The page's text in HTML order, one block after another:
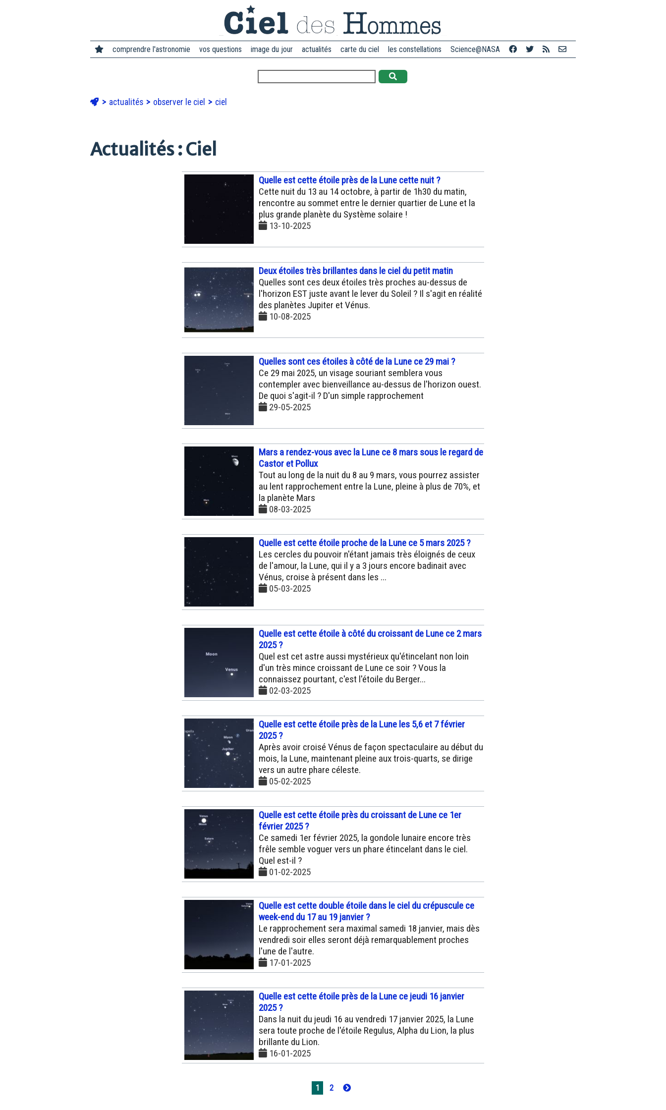
comprendre l'astronomie vos questions image du jour actualités carte du ciel les constellations Science@NASA
actualités observer le ciel ciel
Actualités : Ciel
Quelle est cette étoile près de la Lune cette nuit ?
Cette nuit du 13 au 14 octobre, à partir de 1h30 du matin,
rencontre au sommet entre le dernier quartier de Lune et la
plus grande planète du Système solaire !
13-10-2025
Deux étoiles très brillantes dans le ciel du petit matin
Quelles sont ces deux étoiles très proches au-dessus de
l'horizon EST juste avant le lever du Soleil ? Il s'agit en réalité
des planètes Jupiter et Vénus.
10-08-2025
Quelles sont ces étoiles à côté de la Lune ce 29 mai ?
Ce 29 mai 2025, un visage souriant semblera vous
contempler avec bienveillance au-dessus de l'horizon ouest.
De quoi s'agit-il ? D'un simple rapprochement
29-05-2025
Mars a rendez-vous avec la Lune ce 8 mars sous le regard de
Castor et Pollux
Tout au long de la nuit du 8 au 9 mars, vous pourrez assister
au lent rapprochement entre la Lune, pleine à plus de 70%, et
la planète Mars
08-03-2025
Quelle est cette étoile proche de la Lune ce 5 mars 2025 ?
Les cercles du pouvoir n'étant jamais très éloignés de ceux
de l'amour, la Lune, qui il y a 3 jours encore badinait avec
Vénus, croise à présent dans les ...
05-03-2025
Quelle est cette étoile à côté du croissant de Lune ce 2 mars
2025 ?
Quel est cet astre aussi mystérieux qu'étincelant non loin
d'un très mince croissant de Lune ce soir ? Vous la
connaissez pourtant, c'est l'étoile du Berger...
02-03-2025
Quelle est cette étoile près de la Lune les 5,6 et 7 février
2025 ?
Après avoir croisé Vénus de façon spectaculaire au début du
mois, la Lune, maintenant pleine aux trois-quarts, se dirige
vers un autre phare céleste.
05-02-2025
Quelle est cette étoile près du croissant de Lune ce 1er
février 2025 ?
Ce samedi 1er février 2025, la gondole lunaire encore très
frêle semble voguer vers un phare étincelant dans le ciel.
Quel est-il ?
01-02-2025
Quelle est cette double étoile dans le ciel du crépuscule ce
week-end du 17 au 19 janvier ?
Le rapprochement sera maximal samedi 18 janvier, mais dès
vendredi soir elles seront déjà remarquablement proches
l'une de l'autre.
17-01-2025
Quelle est cette étoile près de la Lune ce jeudi 16 janvier
2025 ?
Dans la nuit du jeudi 16 au vendredi 17 janvier 2025, la Lune
sera toute proche de l'étoile Regulus, Alpha du Lion, la plus
brillante du Lion.
16-01-2025
1 2